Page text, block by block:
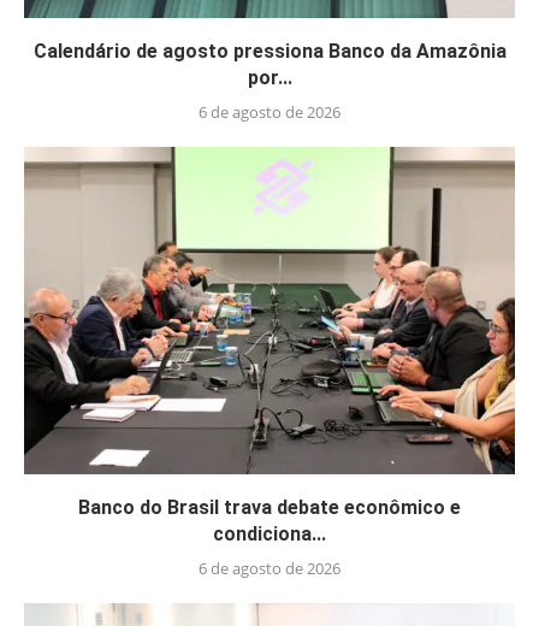
Calendário de agosto pressiona Banco da Amazônia
por...
6 de agosto de 2026
Banco do Brasil trava debate econômico e
condiciona...
6 de agosto de 2026